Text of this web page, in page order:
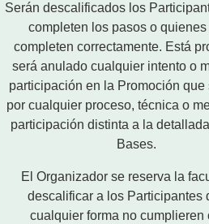
Serán descalificados los
completen los pasos o quienes
completen correctamente. Está
será anulado cualquier intento o
participación en la Promoción que
por cualquier proceso, técnica o
participación distinta a la
Bases.
El Organizador se reserva la
descalificar a los Participantes
cualquier forma no cumplieren